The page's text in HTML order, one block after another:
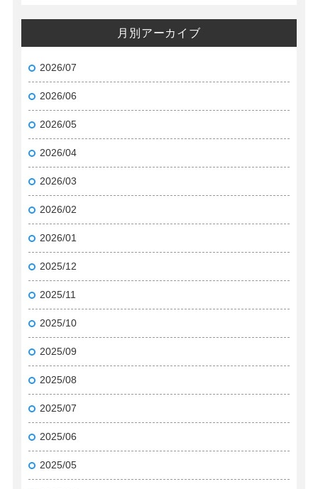
月別アーカイブ
2026/07
2026/06
2026/05
2026/04
2026/03
2026/02
2026/01
2025/12
2025/11
2025/10
2025/09
2025/08
2025/07
2025/06
2025/05